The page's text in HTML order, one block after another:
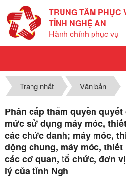
TRUNG TÂM PHỤC
TỈNH NGHỆ AN
Hành chính phục vụ
Trang nhất Văn bản
Phân cấp thẩm quyền
mức sử dụng máy móc,
các chức danh; máy móc,
động chung, máy móc,
các cơ quan, tổ chức, đơn
lý của tỉnh Ngh